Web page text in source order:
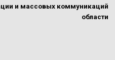
и массовых коммуникаций
области